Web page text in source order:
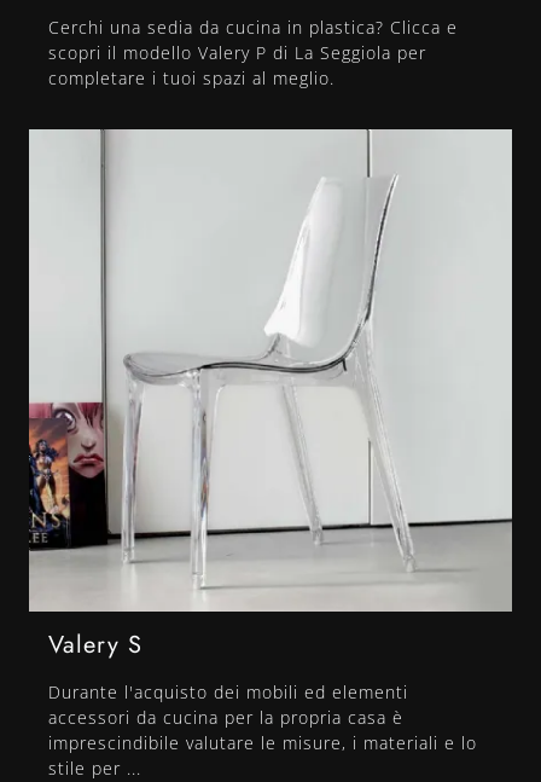
Cerchi una sedia da cucina in plastica? Clicca e
scopri il modello Valery P di La Seggiola per
completare i tuoi spazi al meglio.
Valery S
Durante l'acquisto dei mobili ed elementi
accessori da cucina per la propria casa è
imprescindibile valutare le misure, i materiali e lo
stile per ...